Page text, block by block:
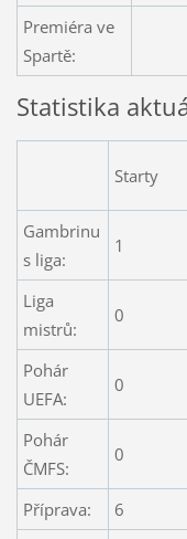
Premiéra ve
Spartě:
Statistika
Starty
Gambrinu
s liga:
1
Liga
mistrů:
0
Pohár
UEFA:
0
Pohár
ČMFS:
0
Příprava: 6